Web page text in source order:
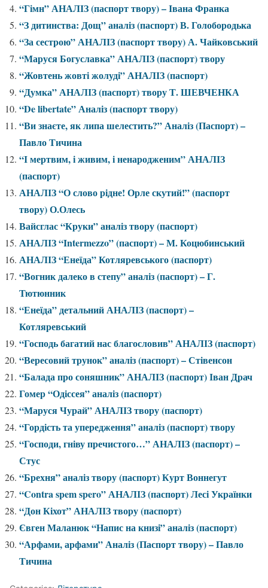
“Гімн” АНАЛІЗ (паспорт твору) – Івана Франка
“З дитинства: Дощ” аналіз (паспорт) В. Голобородька
“За сестрою” АНАЛІЗ (паспорт твору) А. Чайковський
“Маруся Богуславка” АНАЛІЗ (паспорт) твору
“Жовтень жовті жолуді” АНАЛІЗ (паспорт)
“Думка” АНАЛІЗ (паспорт) твору Т. ШЕВЧЕНКА
“De libertate” Аналіз (паспорт твору)
“Ви знаєте, як липа шелестить?” Аналіз (Паспорт) –
Павло Тичина
“І мертвим, і живим, і ненародженим” АНАЛІЗ
(паспорт)
АНАЛІЗ “О слово рідне! Орле скутий!” (паспорт
твору) О.Олесь
Вайсглас “Круки” аналіз твору (паспорт)
АНАЛІЗ “Intermezzo” (паспорт) – М. Коцюбинський
АНАЛІЗ “Енеїда” Котляревського (паспорт)
“Вогник далеко в степу” аналіз (паспорт) – Г.
Тютюнник
“Енеїда” детальний АНАЛІЗ (паспорт) –
Котляревський
“Господь багатий нас благословив” АНАЛІЗ (паспорт)
“Вересовий трунок” аналіз (паспорт) – Стівенсон
“Балада про соняшник” АНАЛІЗ (паспорт) Іван Драч
Гомер “Одіссея” аналіз (паспорт)
“Маруся Чурай” АНАЛІЗ твору (паспорт)
“Гордість та упередження” аналіз (паспорт) твору
“Господи, гніву пречистого…” АНАЛІЗ (паспорт) –
Стус
“Брехня” аналіз твору (паспорт) Курт Воннегут
“Contra spem spero” АНАЛІЗ (паспорт) Лесі Українки
“Дон Кіхот” АНАЛІЗ твору (паспорт)
Євген Маланюк “Напис на книзі” аналіз (паспорт)
“Арфами, арфами” Аналіз (Паспорт твору) – Павло
Тичина